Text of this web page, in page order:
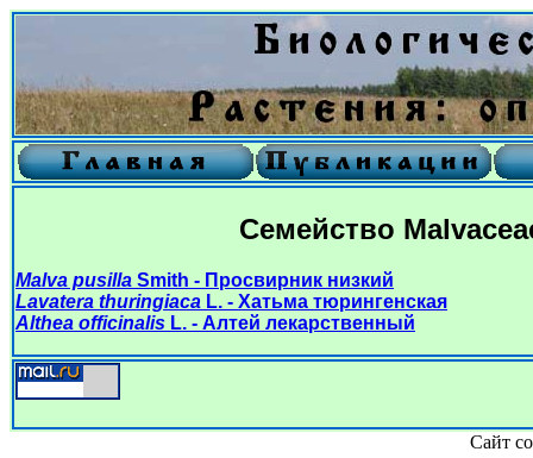
Семейство
Malva pusilla Smith - Просвирник низкий
Lavatera thuringiaca L. - Хатьма тюрингенская
Althea officinalis L. - Алтей лекарственный
Сайт